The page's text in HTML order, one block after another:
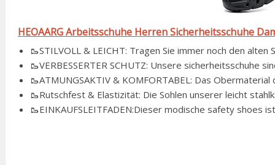
HEOAARG Arbeitsschuhe Herren Sicherheitsschuhe
🥾STILVOLL & LEICHT: Tragen Sie immer noch den
🥾VERBESSERTER SCHUTZ: Unsere
🥾ATMUNGSAKTIV & KOMFORTABEL: Das
🥾Rutschfest & Elastizität: Die Sohlen unserer leicht
🥾EINKAUFSLEITFADEN:Dieser modische safety shoes